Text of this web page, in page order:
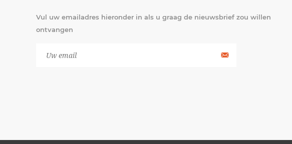
Vul uw emailadres hieronder in als u graag de nieuwsbrief zou willen
ontvangen